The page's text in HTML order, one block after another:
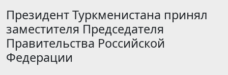
Президент Туркменистана принял
заместителя Председателя
Правительства Российской
Федерации